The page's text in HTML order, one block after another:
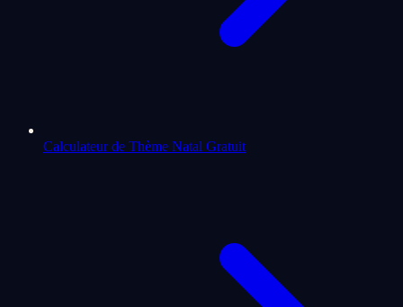
Calculateur de Thème Natal Gratuit